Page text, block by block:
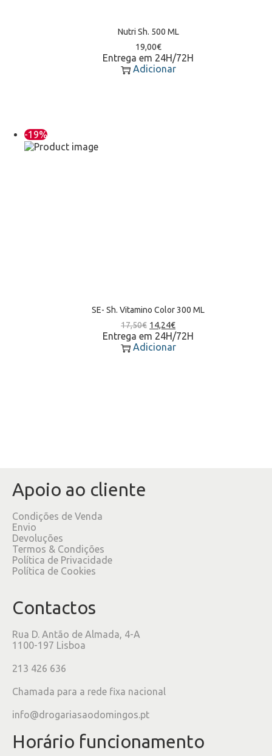
Nutri Sh. 500 ML
19,00€
Entrega em 24H/72H
Adicionar
-19%
SE- Sh. Vitamino Color 300 ML
17,50€ 14,24€
Entrega em 24H/72H
Adicionar
Apoio ao cliente
Condições de Venda
Envio
Devoluções
Termos & Condições
Política de Privacidade
Política de Cookies
Contactos
Rua D. Antão de Almada, 4-A
1100-197 Lisboa
213 426 636
Chamada para a rede fixa nacional
info@drogariasaodomingos.pt
Horário funcionamento